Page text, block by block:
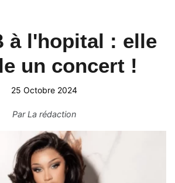
à l'hopital : elle
un concert !
25 Octobre 2024
ParLa rédaction